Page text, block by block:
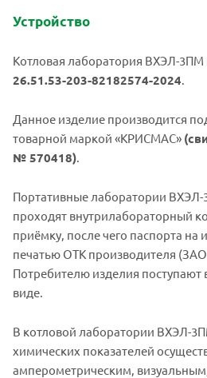
Устройство
Котловая лаборатория ВХЭЛ-3ПМ
26.51.53-203-82182574-2024
Данное изделие производится
товарной маркой «КРИСМАС»
№ 570418)
Портативные лаборатории
проходят внутрилабораторный
приёмку, после чего паспорта на
печатью ОТК производителя (ЗАО
Потребителю изделия
виде.
В котловой лаборатории ВХЭЛ-
химических показателей
амперометрическим,